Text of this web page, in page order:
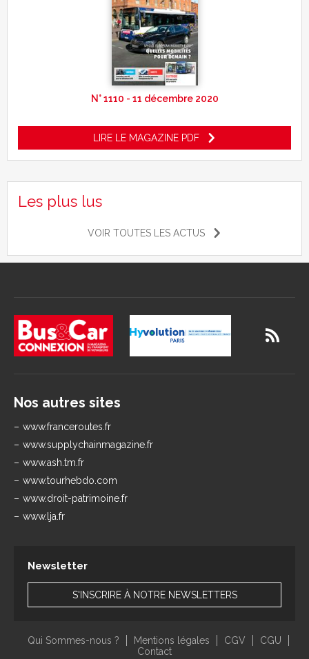
N° 1110 - 11 décembre 2020
LIRE LE MAGAZINE PDF
Les plus lus
VOIR TOUTES LES ACTUS
Nos autres sites
www.franceroutes.fr
www.supplychainmagazine.fr
www.ash.tm.fr
www.tourhebdo.com
www.droit-patrimoine.fr
www.lja.fr
Newsletter
S'INSCRIRE À NOTRE NEWSLETTERS
Qui Sommes-nous ? Mentions légales CGV
CGU
Contact